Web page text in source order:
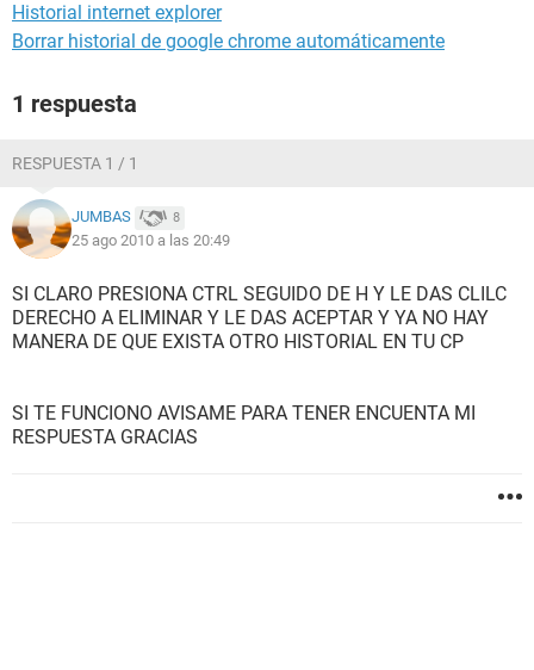
Historial internet explorer
Borrar historial de google chrome automáticamente
1 respuesta
RESPUESTA 1 / 1
JUMBAS 8
25 ago 2010 a las 20:49
SI CLARO PRESIONA CTRL SEGUIDO DE H Y LE DAS CLILC
DERECHO A ELIMINAR Y LE DAS ACEPTAR Y YA NO HAY
MANERA DE QUE EXISTA OTRO HISTORIAL EN TU CP
SI TE FUNCIONO AVISAME PARA TENER ENCUENTA MI
RESPUESTA GRACIAS